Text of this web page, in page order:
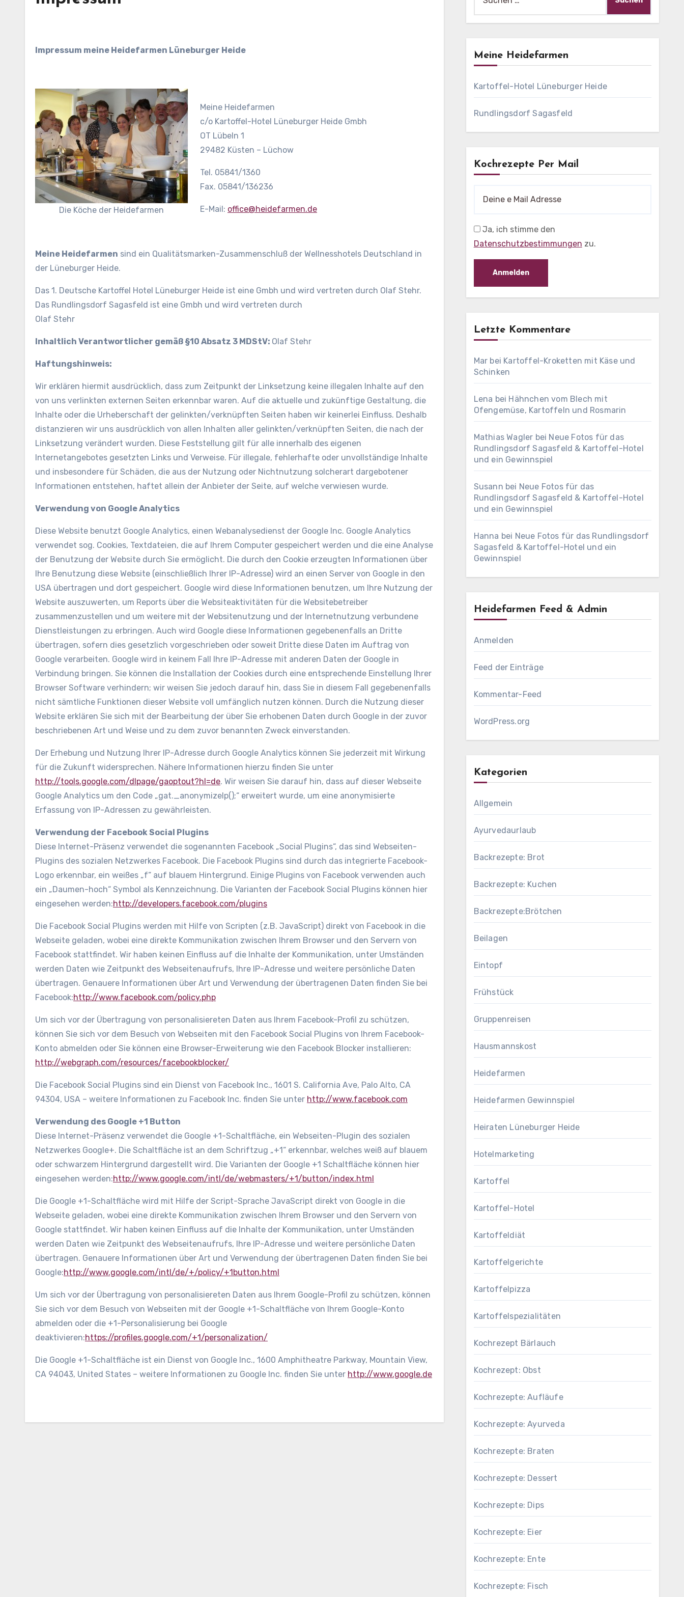
Impressum meine Heidefarmen Lüneburger Heide
Die Köche der Heidefarmen
Meine Heidefarmen
c/o Kartoffel-Hotel Lüneburger Heide Gmbh
OT Lübeln 1
29482 Küsten – Lüchow
Tel. 05841/1360
Fax. 05841/136236
E-Mail: office@heidefarmen.de
Meine Heidefarmen sind ein Qualitätsmarken-Zusammenschluß der Wellnesshotels Deutschland in
der Lüneburger Heide.
Das 1. Deutsche Kartoffel Hotel Lüneburger Heide ist eine Gmbh und wird vertreten durch Olaf Stehr.
Das Rundlingsdorf Sagasfeld ist eine Gmbh und wird vertreten durch
Olaf Stehr
Inhaltlich Verantwortlicher gemäß §10 Absatz 3 MDStV: Olaf Stehr
Haftungshinweis:
Wir erklären hiermit ausdrücklich, dass zum Zeitpunkt der Linksetzung keine illegalen Inhalte auf den
von uns verlinkten externen Seiten erkennbar waren. Auf die aktuelle und zukünftige Gestaltung, die
Inhalte oder die Urheberschaft der gelinkten/verknüpften Seiten haben wir keinerlei Einfluss. Deshalb
distanzieren wir uns ausdrücklich von allen Inhalten aller gelinkten/verknüpften Seiten, die nach der
Linksetzung verändert wurden. Diese Feststellung gilt für alle innerhalb des eigenen
Internetangebotes gesetzten Links und Verweise. Für illegale, fehlerhafte oder unvollständige Inhalte
und insbesondere für Schäden, die aus der Nutzung oder Nichtnutzung solcherart dargebotener
Informationen entstehen, haftet allein der Anbieter der Seite, auf welche verwiesen wurde.
Verwendung von Google Analytics
Diese Website benutzt Google Analytics, einen Webanalysedienst der Google Inc. Google Analytics
verwendet sog. Cookies, Textdateien, die auf Ihrem Computer gespeichert werden und die eine Analyse
der Benutzung der Website durch Sie ermöglicht. Die durch den Cookie erzeugten Informationen über
Ihre Benutzung diese Website (einschließlich Ihrer IP-Adresse) wird an einen Server von Google in den
USA übertragen und dort gespeichert. Google wird diese Informationen benutzen, um Ihre Nutzung der
Website auszuwerten, um Reports über die Websiteaktivitäten für die Websitebetreiber
zusammenzustellen und um weitere mit der Websitenutzung und der Internetnutzung verbundene
Dienstleistungen zu erbringen. Auch wird Google diese Informationen gegebenenfalls an Dritte
übertragen, sofern dies gesetzlich vorgeschrieben oder soweit Dritte diese Daten im Auftrag von
Google verarbeiten. Google wird in keinem Fall Ihre IP-Adresse mit anderen Daten der Google in
Verbindung bringen. Sie können die Installation der Cookies durch eine entsprechende Einstellung Ihrer
Browser Software verhindern; wir weisen Sie jedoch darauf hin, dass Sie in diesem Fall gegebenenfalls
nicht sämtliche Funktionen dieser Website voll umfänglich nutzen können. Durch die Nutzung dieser
Website erklären Sie sich mit der Bearbeitung der über Sie erhobenen Daten durch Google in der zuvor
beschriebenen Art und Weise und zu dem zuvor benannten Zweck einverstanden.
Der Erhebung und Nutzung Ihrer IP-Adresse durch Google Analytics können Sie jederzeit mit Wirkung
für die Zukunft widersprechen. Nähere Informationen hierzu finden Sie unter
http://tools.google.com/dlpage/gaoptout?hl=de. Wir weisen Sie darauf hin, dass auf dieser Webseite
Google Analytics um den Code „gat._anonymizeIp();“ erweitert wurde, um eine anonymisierte
Erfassung von IP-Adressen zu gewährleisten.
Verwendung der Facebook Social Plugins
Diese Internet-Präsenz verwendet die sogenannten Facebook „Social Plugins“, das sind Webseiten-
Plugins des sozialen Netzwerkes Facebook. Die Facebook Plugins sind durch das integrierte Facebook-
Logo erkennbar, ein weißes „f“ auf blauem Hintergrund. Einige Plugins von Facebook verwenden auch
ein „Daumen-hoch“ Symbol als Kennzeichnung. Die Varianten der Facebook Social Plugins können hier
eingesehen werden:http://developers.facebook.com/plugins
Die Facebook Social Plugins werden mit Hilfe von Scripten (z.B. JavaScript) direkt von Facebook in die
Webseite geladen, wobei eine direkte Kommunikation zwischen Ihrem Browser und den Servern von
Facebook stattfindet. Wir haben keinen Einfluss auf die Inhalte der Kommunikation, unter Umständen
werden Daten wie Zeitpunkt des Webseitenaufrufs, Ihre IP-Adresse und weitere persönliche Daten
übertragen. Genauere Informationen über Art und Verwendung der übertragenen Daten finden Sie bei
Facebook:http://www.facebook.com/policy.php
Um sich vor der Übertragung von personalisiereten Daten aus Ihrem Facebook-Profil zu schützen,
können Sie sich vor dem Besuch von Webseiten mit den Facebook Social Plugins von Ihrem Facebook-
Konto abmelden oder Sie können eine Browser-Erweiterung wie den Facebook Blocker installieren:
http://webgraph.com/resources/facebookblocker/
Die Facebook Social Plugins sind ein Dienst von Facebook Inc., 1601 S. California Ave, Palo Alto, CA
94304, USA – weitere Informationen zu Facebook Inc. finden Sie unter http://www.facebook.com
Verwendung des Google +1 Button
Diese Internet-Präsenz verwendet die Google +1-Schaltfläche, ein Webseiten-Plugin des sozialen
Netzwerkes Google+. Die Schaltfläche ist an dem Schriftzug „+1“ erkennbar, welches weiß auf blauem
oder schwarzem Hintergrund dargestellt wird. Die Varianten der Google +1 Schaltfläche können hier
eingesehen werden:http://www.google.com/intl/de/webmasters/+1/button/index.html
Die Google +1-Schaltfläche wird mit Hilfe der Script-Sprache JavaScript direkt von Google in die
Webseite geladen, wobei eine direkte Kommunikation zwischen Ihrem Browser und den Servern von
Google stattfindet. Wir haben keinen Einfluss auf die Inhalte der Kommunikation, unter Umständen
werden Daten wie Zeitpunkt des Webseitenaufrufs, Ihre IP-Adresse und weitere persönliche Daten
übertragen. Genauere Informationen über Art und Verwendung der übertragenen Daten finden Sie bei
Google:http://www.google.com/intl/de/+/policy/+1button.html
Um sich vor der Übertragung von personalisiereten Daten aus Ihrem Google-Profil zu schützen, können
Sie sich vor dem Besuch von Webseiten mit der Google +1-Schaltfläche von Ihrem Google-Konto
abmelden oder die +1-Personalisierung bei Google
deaktivieren:https://profiles.google.com/+1/personalization/
Die Google +1-Schaltfläche ist ein Dienst von Google Inc., 1600 Amphitheatre Parkway, Mountain View,
CA 94043, United States – weitere Informationen zu Google Inc. finden Sie unter http://www.google.de
nach:
Meine Heidefarmen
Kartoffel-Hotel Lüneburger Heide
Rundlingsdorf Sagasfeld
Kochrezepte Per Mail
Ja, ich stimme den
Datenschutzbestimmungen zu.
Letzte Kommentare
Mar bei Kartoffel-Kroketten mit Käse und
Schinken
Lena bei Hähnchen vom Blech mit
Ofengemüse, Kartoffeln und Rosmarin
Mathias Wagler bei Neue Fotos für das
Rundlingsdorf Sagasfeld & Kartoffel-Hotel
und ein Gewinnspiel
Susann bei Neue Fotos für das
Rundlingsdorf Sagasfeld & Kartoffel-Hotel
und ein Gewinnspiel
Hanna bei Neue Fotos für das Rundlingsdorf
Sagasfeld & Kartoffel-Hotel und ein
Gewinnspiel
Heidefarmen Feed & Admin
Anmelden
Feed der Einträge
Kommentar-Feed
WordPress.org
Kategorien
Allgemein
Ayurvedaurlaub
Backrezepte: Brot
Backrezepte: Kuchen
Backrezepte:Brötchen
Beilagen
Eintopf
Frühstück
Gruppenreisen
Hausmannskost
Heidefarmen
Heidefarmen Gewinnspiel
Heiraten Lüneburger Heide
Hotelmarketing
Kartoffel
Kartoffel-Hotel
Kartoffeldiät
Kartoffelgerichte
Kartoffelpizza
Kartoffelspezialitäten
Kochrezept Bärlauch
Kochrezept: Obst
Kochrezepte: Aufläufe
Kochrezepte: Ayurveda
Kochrezepte: Braten
Kochrezepte: Dessert
Kochrezepte: Dips
Kochrezepte: Eier
Kochrezepte: Ente
Kochrezepte: Fisch